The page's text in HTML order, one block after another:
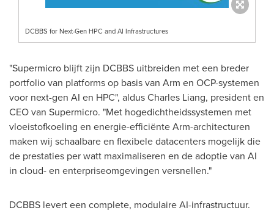
DCBBS for Next-Gen HPC and AI Infrastructures
"Supermicro blijft zijn DCBBS uitbreiden met een breder
portfolio van platforms op basis van Arm en OCP-systemen
voor next-gen AI en HPC", aldus Charles Liang, president en
CEO van Supermicro. "Met hogedichtheidssystemen met
vloeistofkoeling en energie-efficiënte Arm-architecturen
maken wij schaalbare en flexibele datacenters mogelijk die
de prestaties per watt maximaliseren en de adoptie van AI
in cloud- en enterpriseomgevingen versnellen."
DCBBS levert een complete, modulaire AI-infrastructuur.